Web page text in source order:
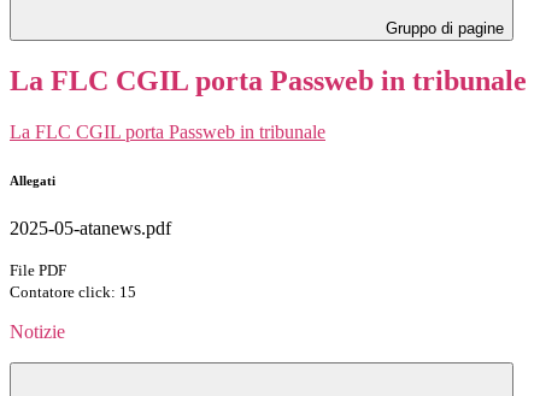
Gruppo di pagine
La FLC CGIL porta Passweb in tribunale
La FLC CGIL porta Passweb in tribunale
Allegati
2025-05-atanews.pdf
File PDF
Contatore click: 15
Notizie